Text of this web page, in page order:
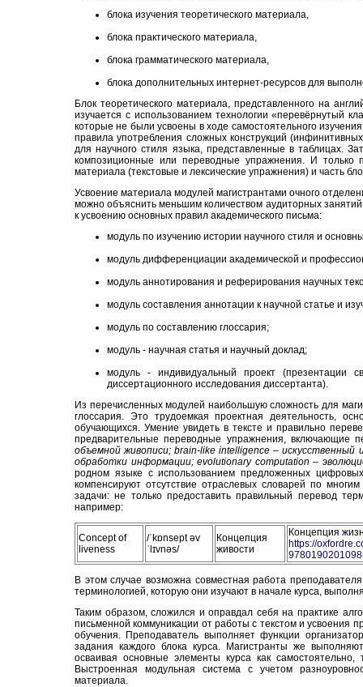
блока изучения теоретического материала,
блока практического материала,
блока грамматического материала,
блока дополнительных интернет-ресурсов для
Блок теоретического материала, представленного на
изучается с использованием технологии «перевёрнутый
которые не были усвоены в ходе самостоятельного
правила употребления сложных конструкций
для научного стиля языка, представленные в таблицах.
композиционные или переводные упражнения. И только
материала (текстовые и лексические упражнения) и часть
Усвоение материала модулей магистрантами очного
можно объяснить меньшим количеством аудиторных
к усвоению основных правил академического письма:
модуль по изучению истории научного стиля и
модуль дифференциации академической и
модуль аннотирования и реферирования научных
модуль составления аннотации к научной статье и
модуль по составлению глоссария;
модуль - научная статья и научный доклад;
модуль - индивидуальный проект (презентации
диссертационного исследования диссертанта).
Из перечисленных модулей наибольшую сложность для
глоссария. Это трудоемкая проектная деятельность,
обучающихся. Умение увидеть в тексте и правильно
предварительные переводные упражнения, включающие
объемной живописи; brain-like intelligence –
обработки информации; evolutionary computation –
родном языке с использованием предложенных
компенсируют отсутствие отраслевых словарей по
задачи: не только предоставить правильный перевод
например:
Concept of
liveness
/ˈkɒnsept əv
ˈlɪvnəs/
Концепция
живости
Концепция
https://
В этом случае возможна совместная работа
терминологией, которую они изучают в начале курса,
Таким образом, сложился и оправдал себя на практике
письменной коммуникации от работы с текстом и усвоения
обучения. Преподаватель выполняет функции
задания каждого блока курса. Магистранты же
осваивая основные элементы курса как
Выстроенная модульная система с учетом
материала.